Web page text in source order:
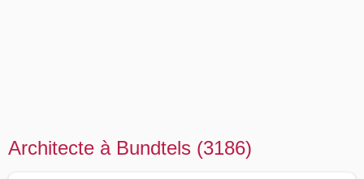
Architecte à Bundtels (3186)